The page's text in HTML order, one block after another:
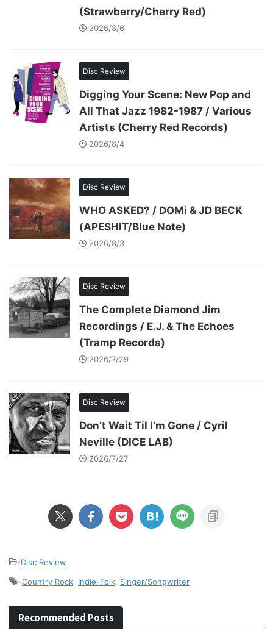
(Strawberry/Cherry Red)
2026/8/6
Disc Review
Digging Your Scene: New Pop and
All That Jazz 1982-1987 / Various
Artists (Cherry Red Records)
2026/8/4
Disc Review
WHO ASKED? / DOMi & JD BECK
(APESHIT/Blue Note)
2026/8/3
Disc Review
The Complete Diamond Jim
Recordings / E.J. & The Echoes
(Tramp Records)
2026/7/29
Disc Review
Don’t Wait Til I’m Gone / Cyril
Neville (DICE LAB)
2026/7/27
-Disc Review
-Country Rock Indie-Folk Singer/Songwriter
Recommended Posts